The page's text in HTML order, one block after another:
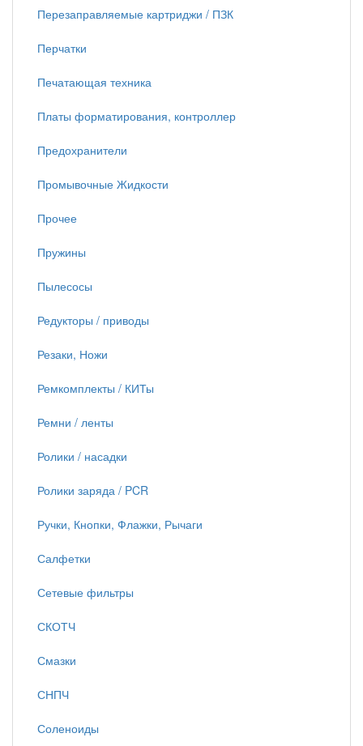
Перезаправляемые картриджи / ПЗК
Перчатки
Печатающая техника
Платы форматирования, контроллер
Предохранители
Промывочные Жидкости
Прочее
Пружины
Пылесосы
Редукторы / приводы
Резаки, Ножи
Ремкомплекты / КИТы
Ремни / ленты
Ролики / насадки
Ролики заряда / PCR
Ручки, Кнопки, Флажки, Рычаги
Салфетки
Сетевые фильтры
СКОТЧ
Смазки
СНПЧ
Соленоиды